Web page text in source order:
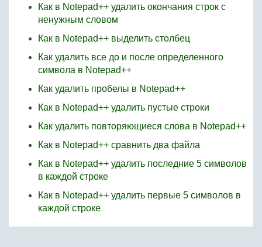
Как в Notepad++ удалить окончания строк с
ненужным словом
Как в Notepad++ выделить столбец
Как удалить все до и после определенного
символа в Notepad++
Как удалить пробелы в Notepad++
Как в Notepad++ удалить пустые строки
Как удалить повторяющиеся слова в Notepad++
Как в Notepad++ сравнить два файла
Как в Notepad++ удалить последние 5 символов
в каждой строке
Как в Notepad++ удалить первые 5 символов в
каждой строке